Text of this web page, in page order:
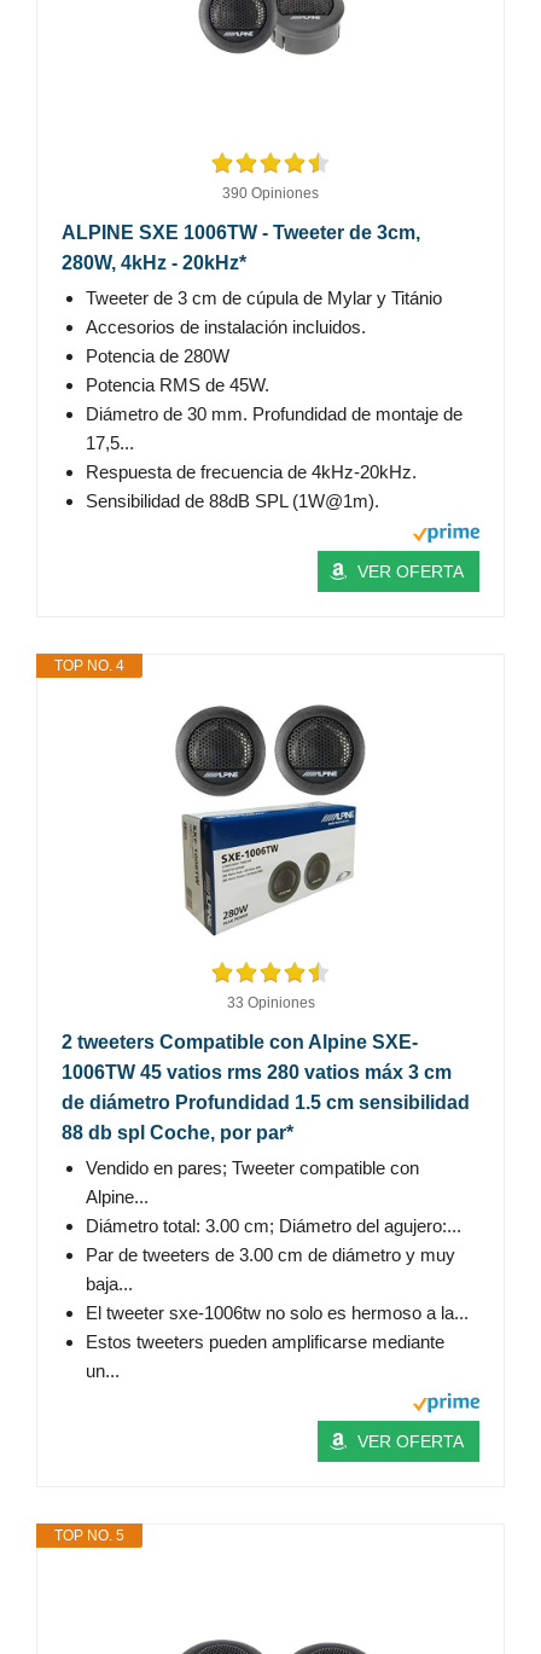
390 Opiniones
ALPINE SXE 1006TW - Tweeter de 3cm,
280W, 4kHz - 20kHz*
Tweeter de 3 cm de cúpula de Mylar y Titánio
Accesorios de instalación incluidos.
Potencia de 280W
Potencia RMS de 45W.
Diámetro de 30 mm. Profundidad de montaje de
17,5...
Respuesta de frecuencia de 4kHz-20kHz.
Sensibilidad de 88dB SPL (1W@1m).
VER OFERTA
TOP NO. 4
33 Opiniones
2 tweeters Compatible con Alpine SXE-
1006TW 45 vatios rms 280 vatios máx 3 cm
de diámetro Profundidad 1.5 cm sensibilidad
88 db spl Coche, por par*
Vendido en pares; Tweeter compatible con
Alpine...
Diámetro total: 3.00 cm; Diámetro del agujero:...
Par de tweeters de 3.00 cm de diámetro y muy
baja...
El tweeter sxe-1006tw no solo es hermoso a la...
Estos tweeters pueden amplificarse mediante
un...
VER OFERTA
TOP NO. 5